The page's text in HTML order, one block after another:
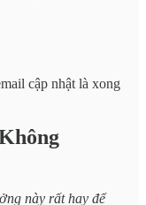
cập nhật là xong
này rất hay để